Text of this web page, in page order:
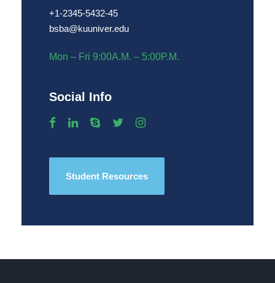
+1-2345-5432-45
bsba@kuuniver.edu
Mon – Fri 9:00A.M. – 5:00P.M.
Social Info
Student Resources